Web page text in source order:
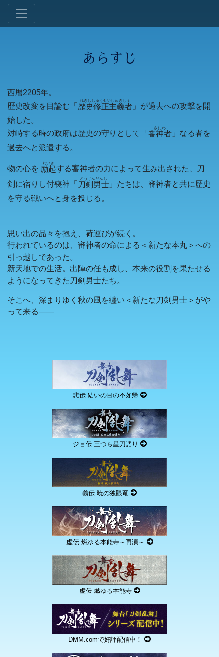
あらすじ
西暦2205年。
歴史改変を目論む「 歴史修正主義者
れきししゅうせいしゅぎしゃ
」が過去への攻撃を開
始した。
対峙する時の政府は歴史の守りとして「 審神者
さにわ
」なる者を
過去へと派遣する。
物の心を 励起
れいき
する審神者の力によって生み出された、刀
剣に宿りし付喪神「 刀剣男士
とうけんだんし
」たちは、審神者と共に歴史
を守る戦いへと身を投じる。
思い出の品々を抱え、荷運びが続く。
行われているのは、審神者の命による＜新たな本丸＞への
引っ越しであった。
新天地での生活。出陣の任も成し、本来の役割を果たせる
ようになってきた刀剣男士たち。
そこへ、深まりゆく秋の風を纏い＜新たな刀剣男士＞がや
って来る――
悲伝 結いの目の不如帰
ジョ伝 三つら星刀語り
義伝 暁の独眼竜
虚伝 燃ゆる本能寺～再演～
虚伝 燃ゆる本能寺
DMM.comで好評配信中！